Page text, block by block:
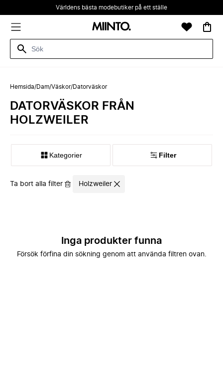
Världens bästa modebutiker på ett ställe
Hemsida/Dam/Väskor/Datorväskor
DATORVÄSKOR FRÅN
HOLZWEILER
Kategorier Filter
Ta bort alla filter Holzweiler
Inga produkter funna
Försök förfina din sökning genom att använda filtren ovan.